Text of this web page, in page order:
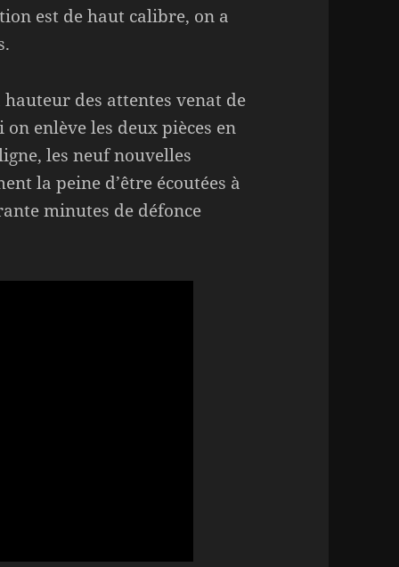
est de haut calibre, on a
des attentes venat de
enlève les deux pièces en
les neuf nouvelles
la peine d’être écoutées à
minutes de défonce